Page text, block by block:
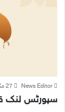
News Editor 27 مئی, 2026
سپورٹس لنک